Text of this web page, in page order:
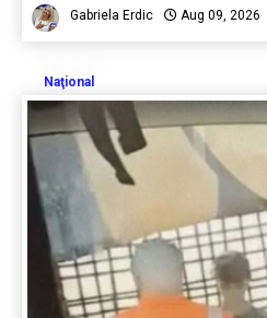
Gabriela Erdic Aug 09, 2026
Naţional